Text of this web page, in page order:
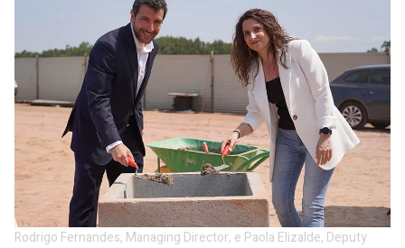
Rodrigo Fernandes, Managing Director, e Paola Elizalde, Deputy